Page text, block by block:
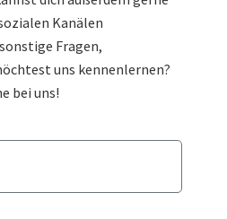
Kanälen
Fragen,
uns kennenlernen?
bei uns!​